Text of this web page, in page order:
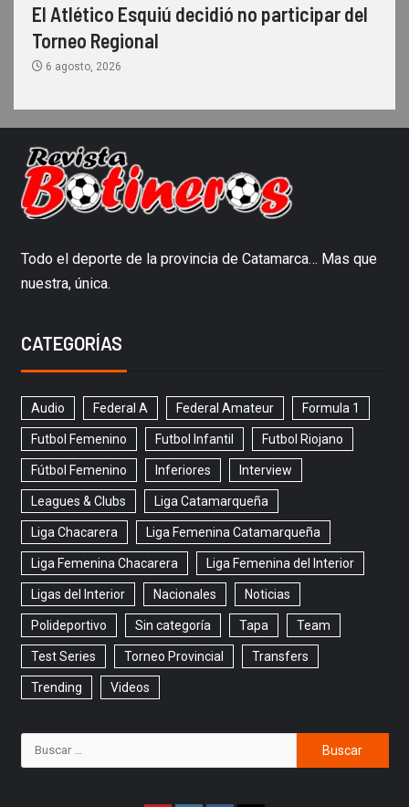
El Atlético Esquiú decidió no participar del
Torneo Regional
6 agosto, 2026
Todo el deporte de la provincia de Catamarca… Mas que
nuestra, única.
CATEGORÍAS
Audio Federal A Federal Amateur Formula 1
Futbol Femenino Futbol Infantil Futbol Riojano
Fútbol Femenino Inferiores Interview
Leagues & Clubs Liga Catamarqueña
Liga Chacarera Liga Femenina Catamarqueña
Liga Femenina Chacarera Liga Femenina del Interior
Ligas del Interior Nacionales Noticias
Polideportivo Sin categoría Tapa Team
Test Series Torneo Provincial Transfers
Trending Videos